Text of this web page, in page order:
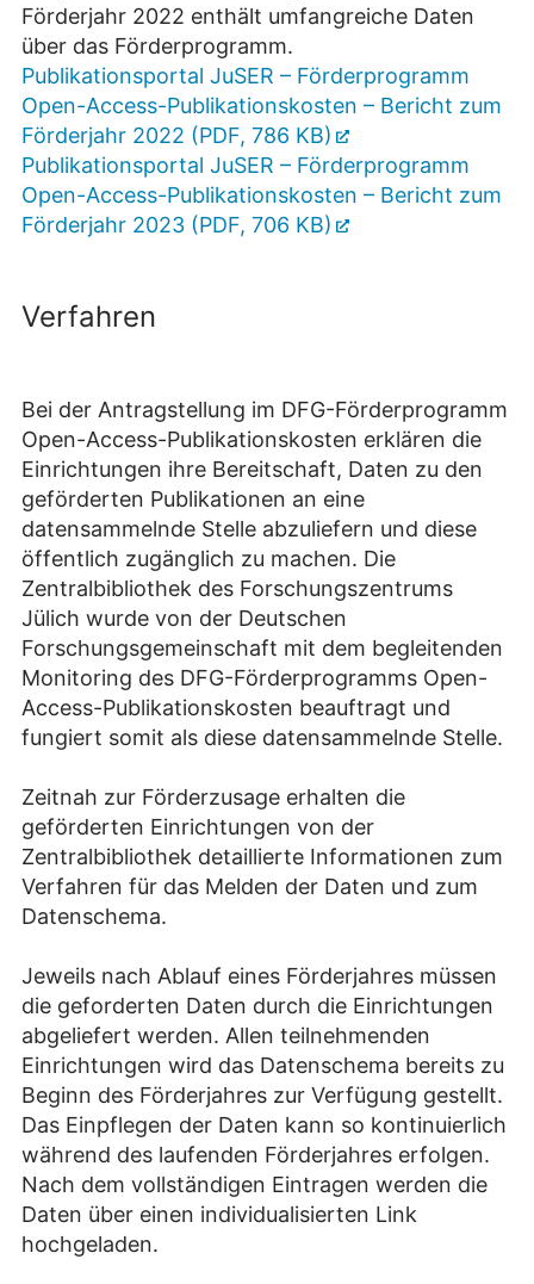
Förderjahr 2022 enthält umfangreiche Daten
über das Förderprogramm.
Publikationsportal JuSER – Förderprogramm
Open-Access-Publikationskosten – Bericht zum
Förderjahr 2022 (PDF, 786 KB)
Publikationsportal JuSER – Förderprogramm
Open-Access-Publikationskosten – Bericht zum
Förderjahr 2023 (PDF, 706 KB)
Verfahren
Bei der Antragstellung im DFG-Förderprogramm
Open-Access-Publikationskosten erklären die
Einrichtungen ihre Bereitschaft, Daten zu den
geförderten Publikationen an eine
datensammelnde Stelle abzuliefern und diese
öffentlich zugänglich zu machen. Die
Zentralbibliothek des Forschungszentrums
Jülich wurde von der Deutschen
Forschungsgemeinschaft mit dem begleitenden
Monitoring des DFG-Förderprogramms Open-
Access-Publikationskosten beauftragt und
fungiert somit als diese datensammelnde Stelle.
Zeitnah zur Förderzusage erhalten die
geförderten Einrichtungen von der
Zentralbibliothek detaillierte Informationen zum
Verfahren für das Melden der Daten und zum
Datenschema.
Jeweils nach Ablauf eines Förderjahres müssen
die geforderten Daten durch die Einrichtungen
abgeliefert werden. Allen teilnehmenden
Einrichtungen wird das Datenschema bereits zu
Beginn des Förderjahres zur Verfügung gestellt.
Das Einpflegen der Daten kann so kontinuierlich
während des laufenden Förderjahres erfolgen.
Nach dem vollständigen Eintragen werden die
Daten über einen individualisierten Link
hochgeladen.